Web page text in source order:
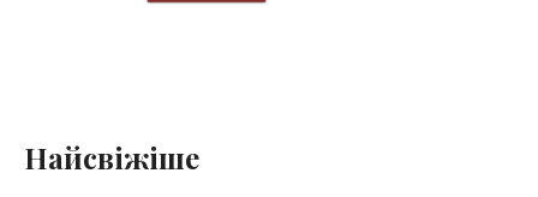
Найсвіжіше